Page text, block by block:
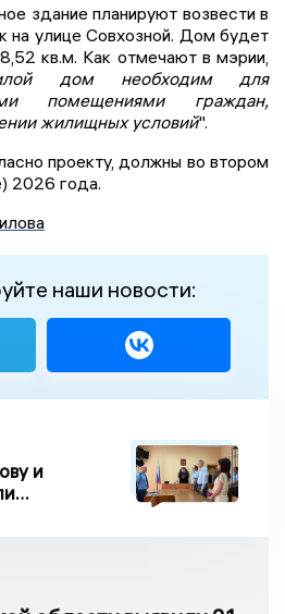
здание планируют возвести в
на улице Совхозной. Дом будет
кв.м. Как отмечают в мэрии,
дом необходим для
помещениями граждан,
жилищных условий".
проекту, должны во втором
2026 года.
наши новости:
и